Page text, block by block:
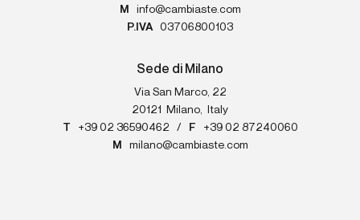
M
info@cambiaste.com
P.IVA
03706800103
Sede di Milano
Via San Marco, 22
20121
Milano,
Italy
T
+39 02 36590462 / F
+39 02 87240060
M
milano@cambiaste.com